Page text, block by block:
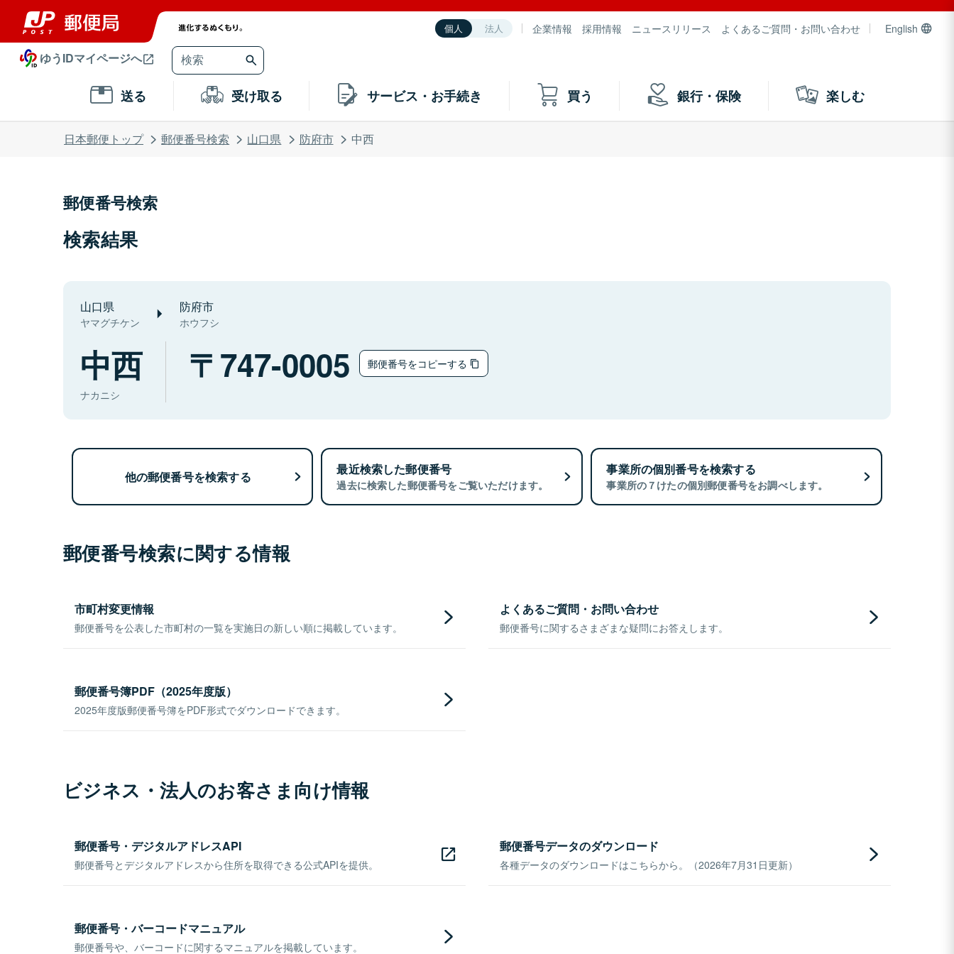
個人 法人 企業情報 採用情報 ニュースリリース よくあるご質問・お問い合わせ English
ゆうIDマイページへ
送る 受け取る サービス・お手続き 買う 銀行・保険 楽しむ
日本郵便トップ 郵便番号検索 山口県 防府市 中西
郵便番号検索
検索結果
山口県
ヤマグチケン
防府市
ホウフシ
中西
ナカニシ
747-0005 郵便番号をコピーする
他の郵便番号を検索する 最近検索した郵便番号
過去に検索した郵便番号をご覧いただけます。
事業所の個別番号を検索する
事業所の７けたの個別郵便番号をお調べします。
郵便番号検索に関する情報
市町村変更情報
郵便番号を公表した市町村の一覧を実施日の新しい順に掲載しています。
よくあるご質問・お問い合わせ
郵便番号に関するさまざまな疑問にお答えします。
郵便番号簿PDF（2025年度版）
2025年度版郵便番号簿をPDF形式でダウンロードできます。
ビジネス・法人のお客さま向け情報
郵便番号・デジタルアドレスAPI
郵便番号とデジタルアドレスから住所を取得できる公式APIを提供。
郵便番号データのダウンロード
各種データのダウンロードはこちらから。（2026年7月31日更新）
郵便番号・バーコードマニュアル
郵便番号や、バーコードに関するマニュアルを掲載しています。